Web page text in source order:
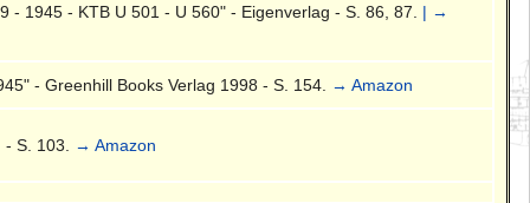
1945 - KTB U 501 - U 560" - Eigenverlag - S. 86, 87. | →
- Greenhill Books Verlag 1998 - S. 154. → Amazon
S. 103. → Amazon